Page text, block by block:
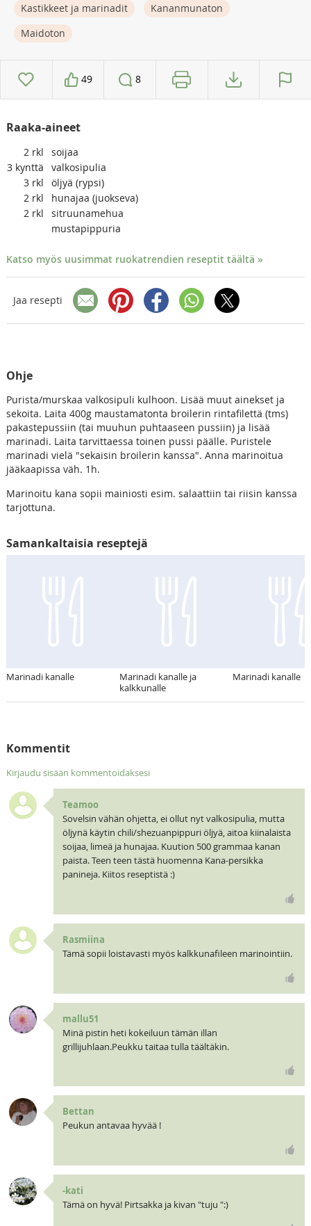
Kastikkeet ja marinadit
Kananmunaton
Maidoton
49 8
Raaka-aineet
2 rkl
soijaa
3 kynttä
valkosipulia
3 rkl
öljyä (rypsi)
2 rkl
hunajaa (juokseva)
2 rkl
sitruunamehua
mustapippuria
Katso myös uusimmat ruokatrendien reseptit täältä »
Jaa resepti
Ohje
Purista/murskaa valkosipuli kulhoon. Lisää muut ainekset ja
sekoita. Laita 400g maustamatonta broilerin rintafilettä (tms)
pakastepussiin (tai muuhun puhtaaseen pussiin) ja lisää
marinadi. Laita tarvittaessa toinen pussi päälle. Puristele
marinadi vielä "sekaisin broilerin kanssa". Anna marinoitua
jääkaapissa väh. 1h.
Marinoitu kana sopii mainiosti esim. salaattiin tai riisin kanssa
tarjottuna.
Samankaltaisia reseptejä
Marinadi kanalle
Marinadi kanalle ja
kalkkunalle
Marinadi kanalle
Kommentit
Kirjaudu sisään kommentoidaksesi
Teamoo
Sovelsin vähän ohjetta, ei ollut nyt valkosipulia, mutta
öljynä käytin chili/shezuanpippuri öljyä, aitoa kiinalaista
soijaa, limeä ja hunajaa. Kuution 500 grammaa kanan
paista. Teen teen tästä huomenna Kana-persikka
panineja. Kiitos reseptistä :)
Rasmiina
Tämä sopii loistavasti myös kalkkunafileen marinointiin.
mallu51
Minä pistin heti kokeiluun tämän illan
grillijuhlaan.Peukku taitaa tulla täältäkin.
Bettan
Peukun antavaa hyvää !
-kati
Tämä on hyvä! Pirtsakka ja kivan "tuju ":)